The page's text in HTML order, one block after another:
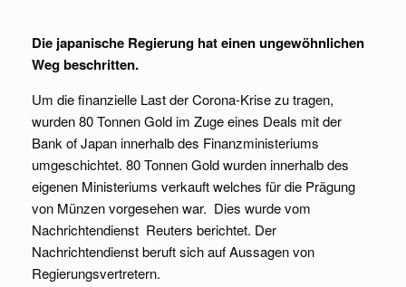
Die japanische Regierung hat einen ungewöhnlichen
Weg beschritten.
Um die finanzielle Last der Corona-Krise zu tragen,
wurden 80 Tonnen Gold im Zuge eines Deals mit der
Bank of Japan innerhalb des Finanzministeriums
umgeschichtet. 80 Tonnen Gold wurden innerhalb des
eigenen Ministeriums verkauft welches für die Prägung
von Münzen vorgesehen war. Dies wurde vom
Nachrichtendienst Reuters berichtet. Der
Nachrichtendienst beruft sich auf Aussagen von
Regierungsvertretern.